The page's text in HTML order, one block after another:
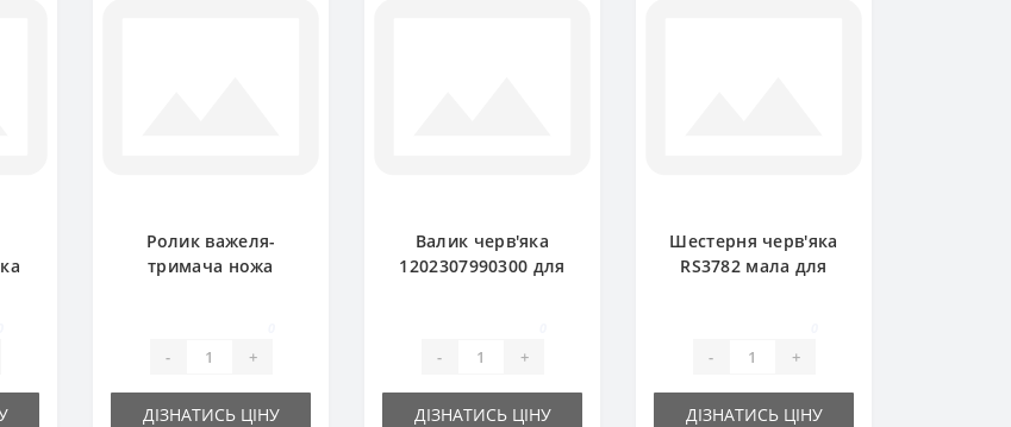
Ролик важеля-
тримача ножа
- +
ДІЗНАТИСЬ ЦІНУ
Валик черв'яка
1202307990300 для
- +
ДІЗНАТИСЬ ЦІНУ
Шестерня черв'яка
RS3782 мала для
- +
ДІЗНАТИСЬ ЦІНУ